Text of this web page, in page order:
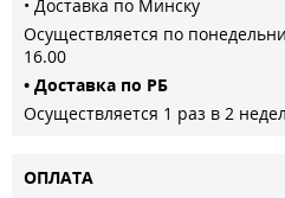
Нижний замок: Galeon 816
Материал внутренней панели:
Наполнение: пенополистирол
Толщина двери: 70
Петли: 2 шт
Цвет вставки снаружи: Хром
• Доставка по Минску
Осуществляется по
16.00
• Доставка по РБ
Осуществляется 1 раз в 2
ОПЛАТА